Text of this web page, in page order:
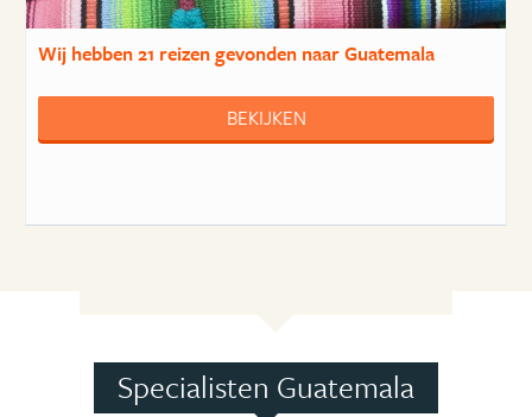
Wij hebben21 reizengevonden naar Guatemala
BEKIJKEN
Specialisten Guatemala